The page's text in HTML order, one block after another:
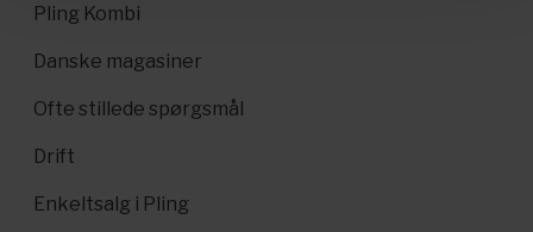
Pling Kombi
Danske magasiner
Ofte stillede spørgsmål
Drift
Enkeltsalg i Pling